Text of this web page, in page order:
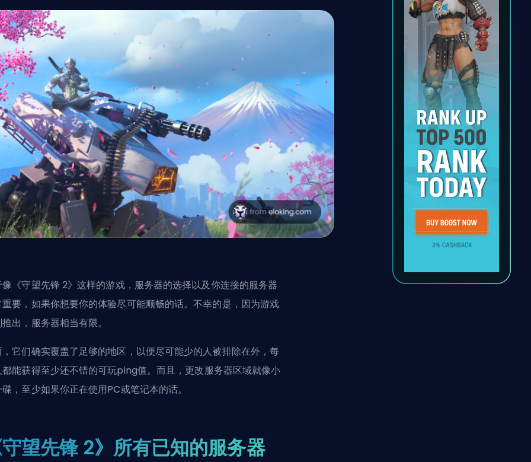
《守望先锋 2》这样的游戏，服务器的选择以及你连接的服务器
要，如果你想要你的体验尽可能顺畅的话。不幸的是，因为游戏
出，服务器相当有限。
它们确实覆盖了足够的地区，以便尽可能少的人被排除在外，每
都能获得至少还不错的可玩ping值。而且，更改服务器区域就像小
，至少如果你正在使用PC或笔记本的话。
望先锋 2》所有已知的服务器